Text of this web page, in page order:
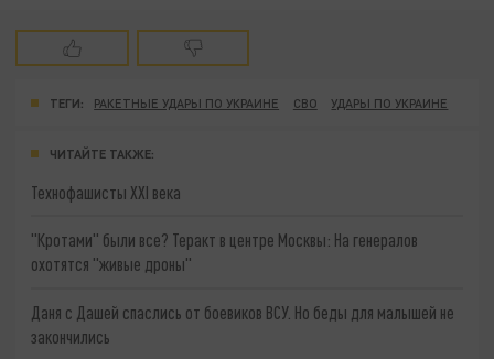
ТЕГИ: РАКЕТНЫЕ УДАРЫ ПО УКРАИНЕ СВО УДАРЫ ПО УКРАИНЕ
ЧИТАЙТЕ ТАКЖЕ:
Технофашисты XXI века
"Кротами" были все? Теракт в центре Москвы: На генералов
охотятся "живые дроны"
Даня с Дашей спаслись от боевиков ВСУ. Но беды для малышей не
закончились